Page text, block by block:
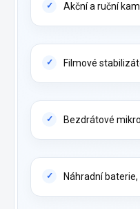
Akční a ruční
Filmové
Bezdrátové
Náhradní